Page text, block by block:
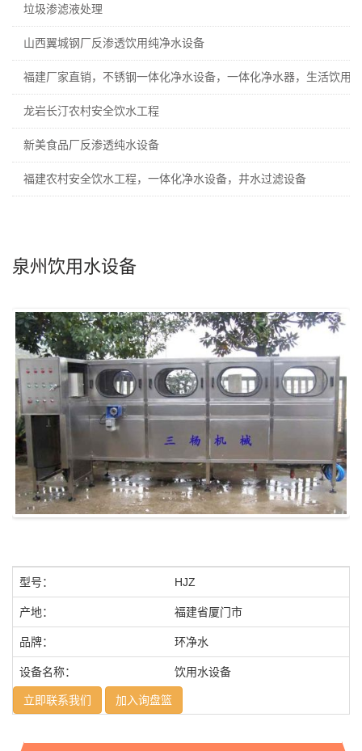
垃圾渗滤液处理
山西翼城钢厂反渗透饮用纯净水设备
福建厂家直销，不锈钢一体化净水设备，一体化净水器，生活饮用
龙岩长汀农村安全饮水工程
新美食品厂反渗透纯水设备
福建农村安全饮水工程，一体化净水设备，井水过滤设备
泉州饮用水设备
型号： HJZ
产地： 福建省厦门市
品牌： 环净水
设备名称： 饮用水设备
立即联系我们 加入询盘篮